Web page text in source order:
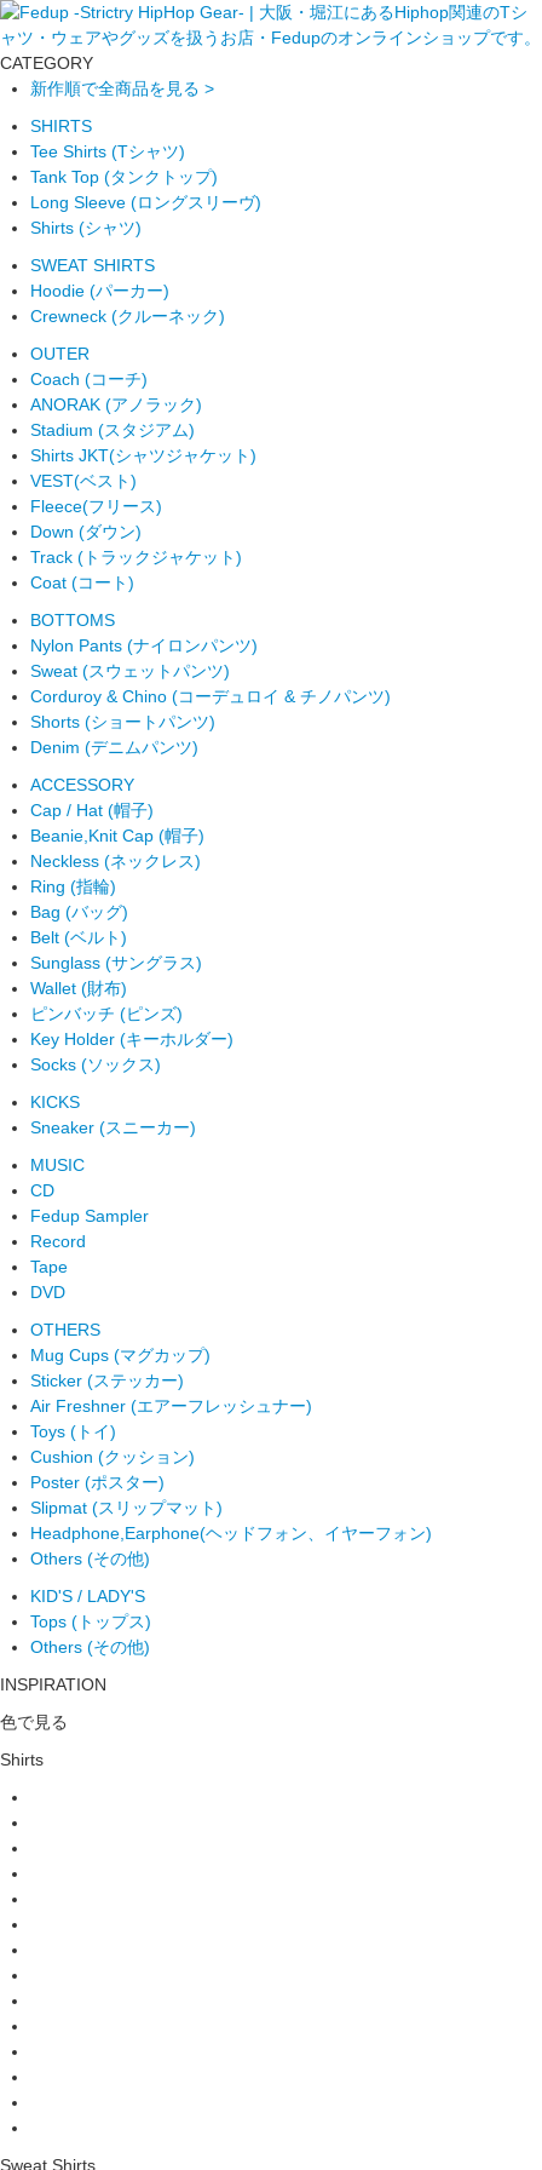
CATEGORY
新作順で全商品を見る >
SHIRTS
Tee Shirts (Tシャツ)
Tank Top (タンクトップ)
Long Sleeve (ロングスリーヴ)
Shirts (シャツ)
SWEAT SHIRTS
Hoodie (パーカー)
Crewneck (クルーネック)
OUTER
Coach (コーチ)
ANORAK (アノラック)
Stadium (スタジアム)
Shirts JKT(シャツジャケット)
VEST(ベスト)
Fleece(フリース)
Down (ダウン)
Track (トラックジャケット)
Coat (コート)
BOTTOMS
Nylon Pants (ナイロンパンツ)
Sweat (スウェットパンツ)
Corduroy & Chino (コーデュロイ & チノパンツ)
Shorts (ショートパンツ)
Denim (デニムパンツ)
ACCESSORY
Cap / Hat (帽子)
Beanie,Knit Cap (帽子)
Neckless (ネックレス)
Ring (指輪)
Bag (バッグ)
Belt (ベルト)
Sunglass (サングラス)
Wallet (財布)
ピンバッチ (ピンズ)
Key Holder (キーホルダー)
Socks (ソックス)
KICKS
Sneaker (スニーカー)
MUSIC
CD
Fedup Sampler
Record
Tape
DVD
OTHERS
Mug Cups (マグカップ)
Sticker (ステッカー)
Air Freshner (エアーフレッシュナー)
Toys (トイ)
Cushion (クッション)
Poster (ポスター)
Slipmat (スリップマット)
Headphone,Earphone(ヘッドフォン、イヤーフォン)
Others (その他)
KID'S / LADY'S
Tops (トップス)
Others (その他)
INSPIRATION
色で見る
Shirts
Sweat Shirts